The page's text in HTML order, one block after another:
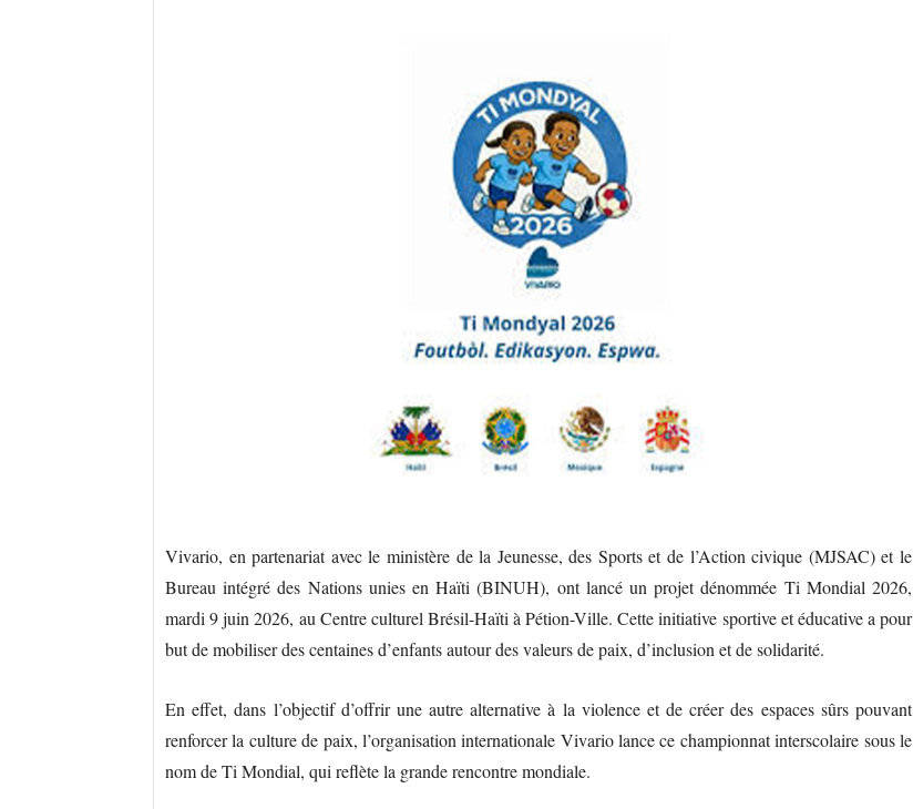
Vivario, en partenariat avec le ministère de la Jeunesse, des Sports et de l’Action civique (MJSAC) et le
Bureau intégré des Nations unies en Haïti (BINUH), ont lancé un projet dénommée Ti Mondial 2026,
mardi 9 juin 2026, au Centre culturel Brésil-Haïti à Pétion-Ville. Cette initiative sportive et éducative a pour
but de mobiliser des centaines d’enfants autour des valeurs de paix, d’inclusion et de solidarité.
En effet, dans l’objectif d’offrir une autre alternative à la violence et de créer des espaces sûrs pouvant
renforcer la culture de paix, l’organisation internationale Vivario lance ce championnat interscolaire sous le
nom de Ti Mondial, qui reflète la grande rencontre mondiale.